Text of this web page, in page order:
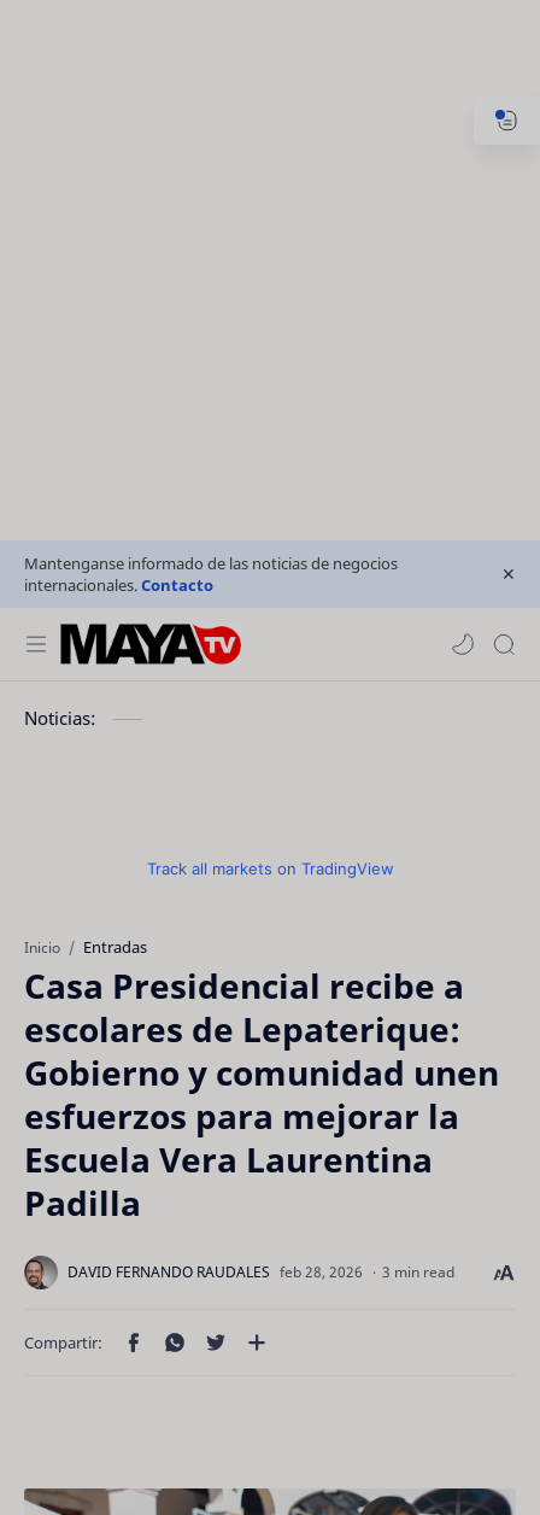
Mantenganse informado de las noticias de negocios
internacionales.Contacto
Noticias:
Track all markets on TradingView
Inicio Entradas
Casa Presidencial recibe a
escolares de Lepaterique:
Gobierno y comunidad unen
esfuerzos para mejorar la
Escuela Vera Laurentina
Padilla
3 min read